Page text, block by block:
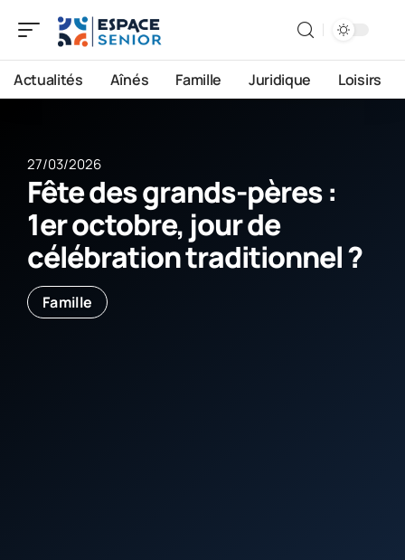
Actualités Aînés Famille Juridique Loisirs
27/03/2026
Fête des grands-pères :
1er octobre, jour de
célébration traditionnel ?
Famille